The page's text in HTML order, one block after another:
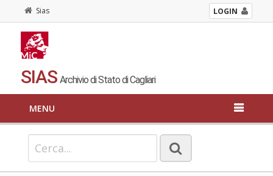
Sias LOGIN
SIAS Archivio di Stato di Cagliari
MENU